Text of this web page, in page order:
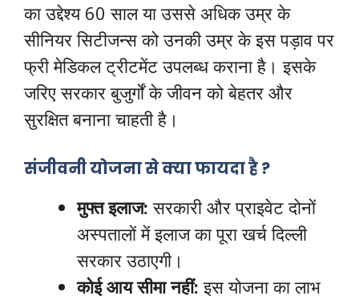
का उद्देश्य 60 साल या उससे अधिक उम्र के
सीनियर सिटीजन्स को उनकी उम्र के इस पड़ाव पर
फ्री मेडिकल ट्रीटमेंट उपलब्ध कराना है। इसके
जरिए सरकार बुजुर्गों के जीवन को बेहतर और
सुरक्षित बनाना चाहती है।
संजीवनी योजना से क्या फायदा है ?
मुफ्त इलाज: सरकारी और प्राइवेट दोनों
अस्पतालों में इलाज का पूरा खर्च दिल्ली
सरकार उठाएगी।
कोई आय सीमा नहीं: इस योजना का लाभ